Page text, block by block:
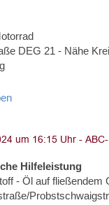
DEG 21 - Nähe
Hilfeleistung
- Öl auf fließendem